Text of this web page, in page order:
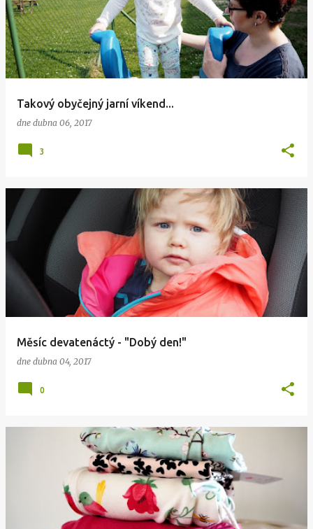
Takový obyčejný jarní víkend...
dne dubna 06, 2017
3
Měsíc devatenáctý - "Dobý den!"
dne dubna 04, 2017
0